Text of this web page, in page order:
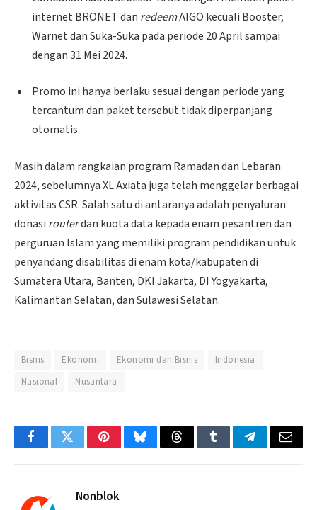
internet BRONET dan redeemAIGO kecuali Booster,
Warnet dan Suka-Suka pada periode 20 April sampai
dengan 31 Mei 2024.
Promo ini hanya berlaku sesuai dengan periode yang
tercantum dan paket tersebut tidak diperpanjang
otomatis.
Masih dalam rangkaian program Ramadan dan Lebaran
2024, sebelumnya XL Axiata juga telah menggelar berbagai
aktivitas CSR. Salah satu di antaranya adalah penyaluran
donasi routerdan kuota data kepada enam pesantren dan
perguruan Islam yang memiliki program pendidikan untuk
penyandang disabilitas di enam kota/kabupaten di
Sumatera Utara, Banten, DKI Jakarta, DI Yogyakarta,
Kalimantan Selatan, dan Sulawesi Selatan.
Bisnis Ekonomi Ekonomi dan Bisnis
Indonesia
Nasional
Nusantara
FacebookTwitterPinterestBlueskyThreadsTumblrTelegramEmail
Nonblok